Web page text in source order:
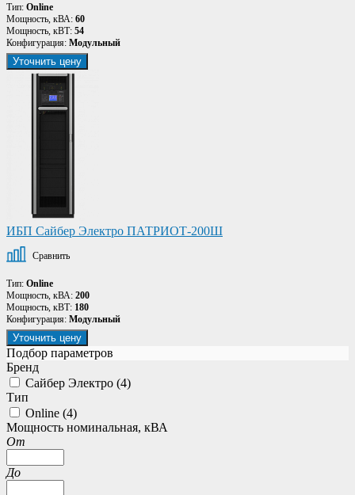
Тип: Online
Мощность, кВА: 60
Мощность, кВТ: 54
Конфигурация: Модульный
Уточнить цену
ИБП Сайбер Электро ПАТРИОТ-200Ш
Сравнить
Тип: Online
Мощность, кВА: 200
Мощность, кВТ: 180
Конфигурация: Модульный
Уточнить цену
Подбор параметров
Бренд
Сайбер Электро (4)
Тип
Online (4)
Мощность номинальная, кВА
От
До